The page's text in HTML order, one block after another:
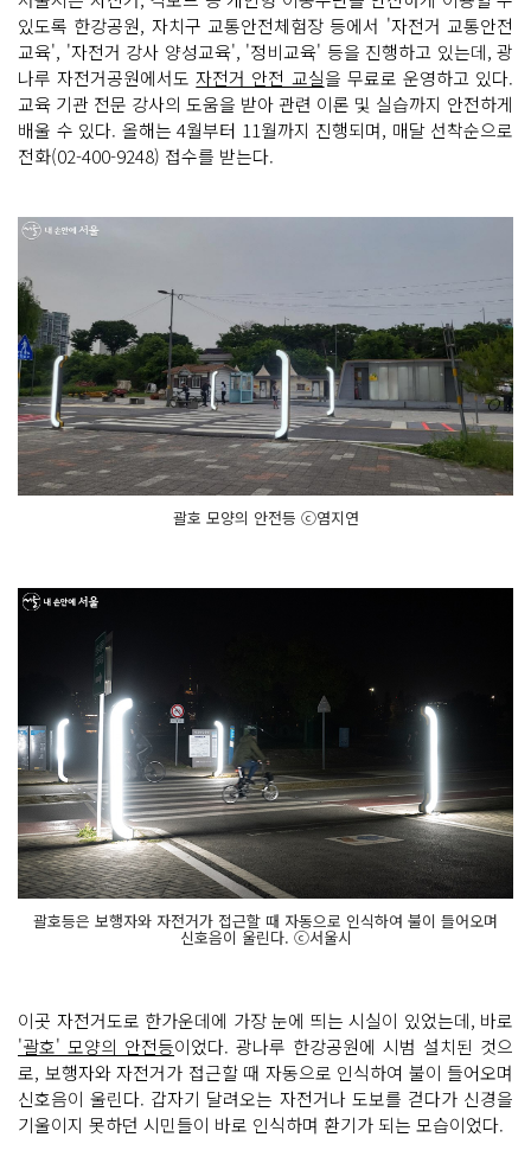
있도록 한강공원, 자치구 교통안전체험장 등에서 '자전거 교통안전
교육', '자전거 강사 양성교육', '정비교육' 등을 진행하고 있는데, 광
나루 자전거공원에서도자전거 안전 교실을 무료로 운영하고 있다.
교육 기관 전문 강사의 도움을 받아 관련 이론 및 실습까지 안전하게
배울 수 있다. 올해는 4월부터 11월까지 진행되며, 매달 선착순으로
전화(02-400-9248) 접수를 받는다.
괄호 모양의 안전등 ⓒ염지연
괄호등은 보행자와 자전거가 접근할 때 자동으로 인식하여 불이 들어오며
신호음이 울린다. ⓒ서울시
이곳 자전거도로 한가운데에 가장 눈에 띄는 시실이 있었는데, 바로
'괄호' 모양의 안전등이었다. 광나루 한강공원에 시범 설치된 것으
로, 보행자와 자전거가 접근할 때 자동으로 인식하여 불이 들어오며
신호음이 울린다. 갑자기 달려오는 자전거나 도보를 걷다가 신경을
기울이지 못하던 시민들이 바로 인식하며 환기가 되는 모습이었다.